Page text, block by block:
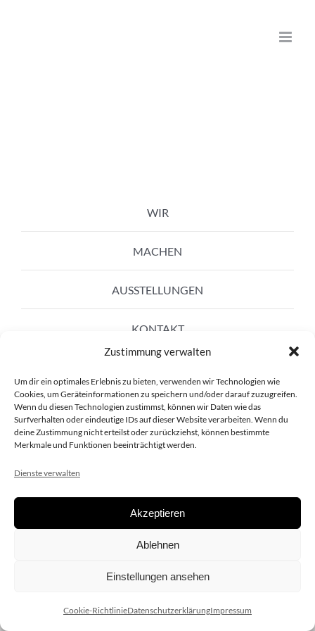
Zustimmung verwalten
Um dir ein optimales Erlebnis zu bieten, verwenden wir Technologien wie
Cookies, um Geräteinformationen zu speichern und/oder darauf zuzugreifen.
Wenn du diesen Technologien zustimmst, können wir Daten wie das
Surfverhalten oder eindeutige IDs auf dieser Website verarbeiten. Wenn du
deine Zustimmung nicht erteilst oder zurückziehst, können bestimmte
Merkmale und Funktionen beeinträchtigt werden.
Dienste verwalten
Akzeptieren
Ablehnen
Einstellungen ansehen
Cookie-RichtlinieDatenschutzerklärungImpressum
WIR
MACHEN
AUSSTELLUNGEN
KONTAKT
Copyright 2020 dieSCHAUsteller.at |Datenschützerklärung|
| Design:www.ARGEntur.at